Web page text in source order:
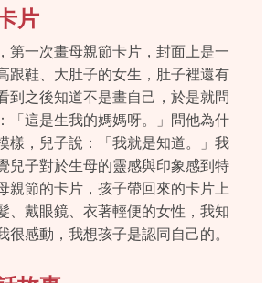
片
第一次畫母親節卡片，封面上是一
跟鞋、大肚子的女生，肚子裡還有
到之後知道不是畫自己，於是就問
「這是生我的媽媽呀。」問他為什
樣，兒子說：「我就是知道。」我
兒子對於生母的靈感與印象感到特
親節的卡片，孩子帶回來的卡片上
、戴眼鏡、衣著輕便的女性，我知
很感動，我想孩子是認同自己的。